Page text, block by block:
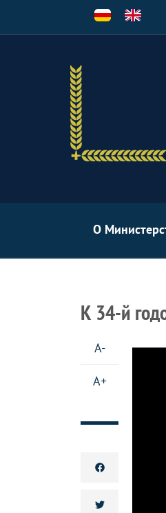
О
К 34-й
A-
A+